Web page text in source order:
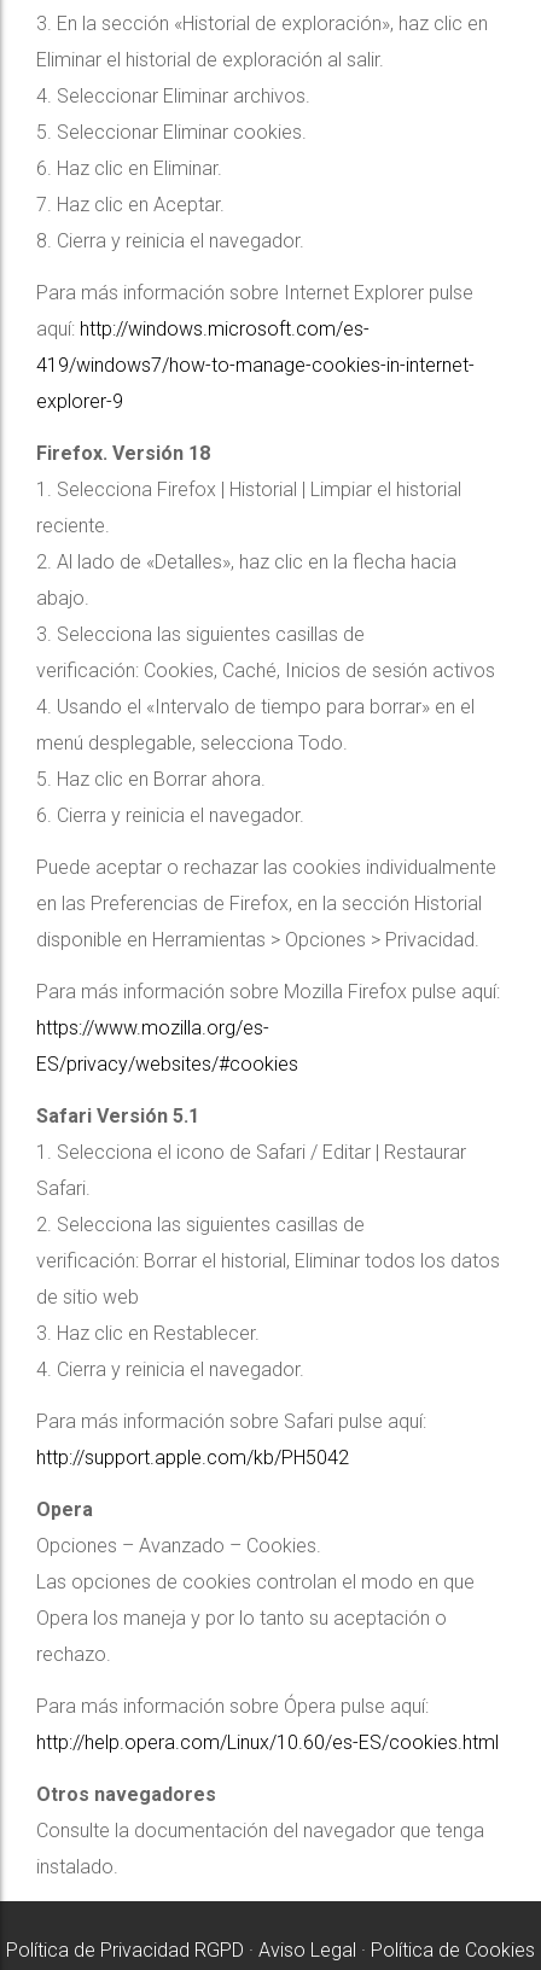
3. En la sección «Historial de exploración», haz clic en
Eliminar el historial de exploración al salir.
4. Seleccionar Eliminar archivos.
5. Seleccionar Eliminar cookies.
6. Haz clic en Eliminar.
7. Haz clic en Aceptar.
8. Cierra y reinicia el navegador.
Para más información sobre Internet Explorer pulse
aquí: http://windows.microsoft.com/es-
419/windows7/how-to-manage-cookies-in-internet-
explorer-9
Firefox. Versión 18
1. Selecciona Firefox | Historial | Limpiar el historial
reciente.
2. Al lado de «Detalles», haz clic en la flecha hacia
abajo.
3. Selecciona las siguientes casillas de
verificación: Cookies, Caché, Inicios de sesión activos
4. Usando el «Intervalo de tiempo para borrar» en el
menú desplegable, selecciona Todo.
5. Haz clic en Borrar ahora.
6. Cierra y reinicia el navegador.
Puede aceptar o rechazar las cookies individualmente
en las Preferencias de Firefox, en la sección Historial
disponible en Herramientas > Opciones > Privacidad.
Para más información sobre Mozilla Firefox pulse aquí:
https://www.mozilla.org/es-
ES/privacy/websites/#cookies
Safari Versión 5.1
1. Selecciona el icono de Safari / Editar | Restaurar
Safari.
2. Selecciona las siguientes casillas de
verificación: Borrar el historial, Eliminar todos los datos
de sitio web
3. Haz clic en Restablecer.
4. Cierra y reinicia el navegador.
Para más información sobre Safari pulse aquí:
http://support.apple.com/kb/PH5042
Opera
Opciones – Avanzado – Cookies.
Las opciones de cookies controlan el modo en que
Opera los maneja y por lo tanto su aceptación o
rechazo.
Para más información sobre Ópera pulse aquí:
http://help.opera.com/Linux/10.60/es-ES/cookies.html
Otros navegadores
Consulte la documentación del navegador que tenga
instalado.
Política de Privacidad RGPD · Aviso Legal · Política de Cookies